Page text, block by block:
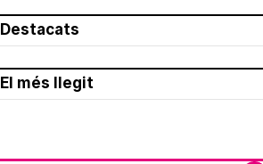
Destacats
El més llegit